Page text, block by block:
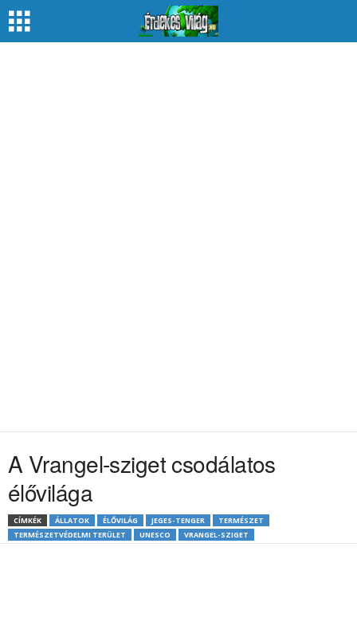
A Vrangel-sziget csodálatos
élővilága
CÍMKÉK ÁLLATOK ÉLŐVILÁG JEGES-TENGER
TERMÉSZET
TERMÉSZETVÉDELMI TERÜLET
UNESCO VRANGEL-SZIGET